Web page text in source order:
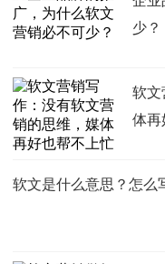
少？
软文
体再
软文是什么意思？怎么